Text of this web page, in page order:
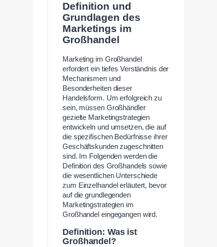
Definition und
Grundlagen des
Marketings im
Großhandel
Marketing im Großhandel
erfordert ein tiefes Verständnis der
Mechanismen und
Besonderheiten dieser
Handelsform. Um erfolgreich zu
sein, müssen Großhändler
gezielte Marketingstrategien
entwickeln und umsetzen, die auf
die spezifischen Bedürfnisse ihrer
Geschäftskunden zugeschnitten
sind. Im Folgenden werden die
Definition des Großhandels sowie
die wesentlichen Unterschiede
zum Einzelhandel erläutert, bevor
auf die grundlegenden
Marketingstrategien im
Großhandel eingegangen wird.
Definition: Was ist
Großhandel?